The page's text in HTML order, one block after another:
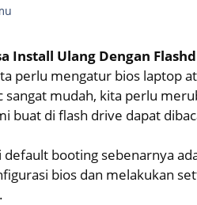
Install Ulang Dengan
perlu mengatur bios laptop
sangat mudah, kita perlu
buat di flash drive dapat
booting sebenarnya
bios dan melakukan